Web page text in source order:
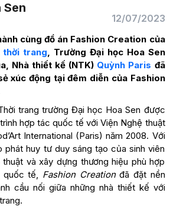
Sen
12/07/2023
cùng đồ án Fashion Creation của
thời trang, Trường Đại học Hoa Sen
Nhà thiết kế (NTK) Quỳnh Paris đã
xúc động tại đêm diễn của Fashion
trang trường Đại học Hoa Sen được
hợp tác quốc tế với Viện Nghệ thuật
International (Paris) năm 2008. Với
phát huy tư duy sáng tạo của sinh viên
và xây dựng thương hiệu phù hợp
quốc tế, Fashion Creationđã đặt nền
cầu nối giữa những nhà thiết kế với